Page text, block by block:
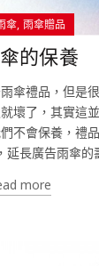
傘 雨傘贈品
的保養
傘禮品，但是
壞了，其實這
不會保養，禮
延長廣告雨傘的
more